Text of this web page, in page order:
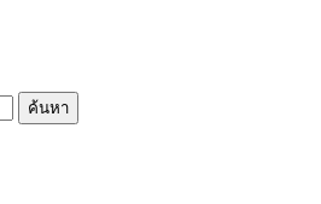
ค้นหา